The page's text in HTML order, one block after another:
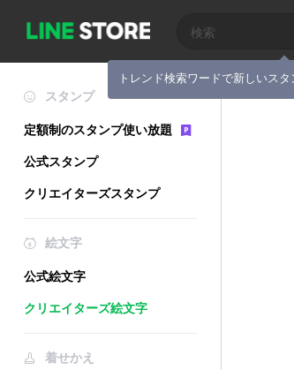
トレンド検索ワードで新しいスタ
スタンプ
定額制のスタンプ使い放題
公式スタンプ
クリエイターズスタンプ
絵文字
公式絵文字
クリエイターズ絵文字
着せかえ